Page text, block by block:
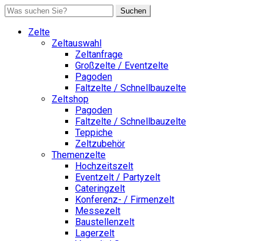
Suchen
Zelte
Zeltauswahl
Zeltanfrage
Großzelte / Eventzelte
Pagoden
Faltzelte / Schnellbauzelte
Zeltshop
Pagoden
Faltzelte / Schnellbauzelte
Teppiche
Zeltzubehör
Themenzelte
Hochzeitszelt
Eventzelt / Partyzelt
Cateringzelt
Konferenz- / Firmenzelt
Messezelt
Baustellenzelt
Lagerzelt